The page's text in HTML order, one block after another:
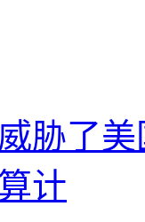
胁了
计